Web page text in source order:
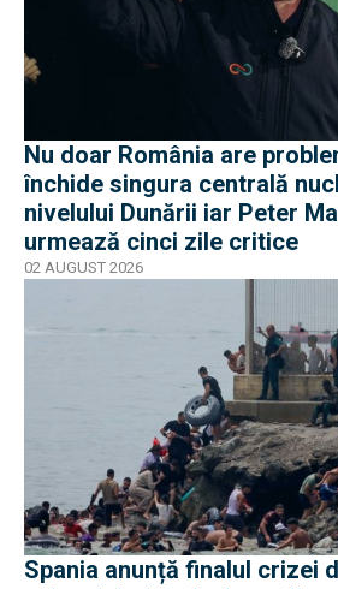
Nu doar România are
închide singura centrală
nivelului Dunării iar Peter
urmează cinci zile critice
02 AUGUST 2026
Spania anunță finalul crizei